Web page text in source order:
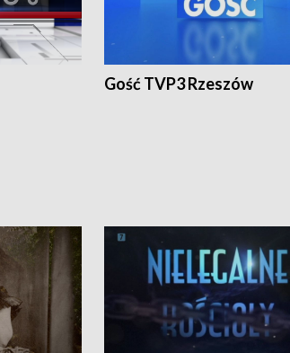
Gość TVP3 Rzeszów